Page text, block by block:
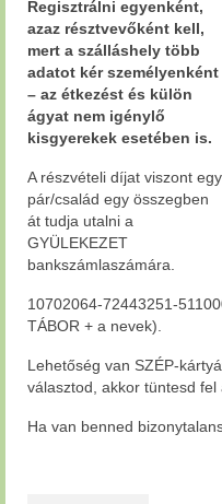
Regisztrálni egyenként,
azaz résztvevőként kell,
mert a szálláshely több
adatot kér személyenként
– az étkezést és külön
ágyat nem igénylő
kisgyerekek esetében is.
A részvételi díjat viszont egy
pár/család egy összegben
át tudja utalni a
GYÜLEKEZET
bankszámlaszámára.
10702064-72443251-
TÁBOR + a nevek).
Lehetőség van SZÉP-
választod, akkor tüntesd fel
Ha van benned